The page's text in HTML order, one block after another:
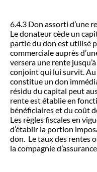
6.4.3 Don assorti d’une
Le donateur cède un
partie du don est utilisé
commerciale auprès
versera une rente
conjoint qui lui survit.
constitue un don
résidu du capital peut
rente est établie en
bénéficiaires et du coût
Les règles fiscales en
d’établir la portion
don. Le taux des rentes
la compagnie